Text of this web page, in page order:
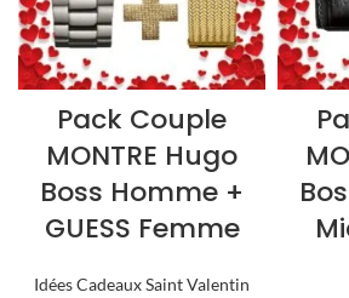
Pack Couple
MONTRE Hugo
Boss Homme +
GUESS Femme
Idées Cadeaux Saint Valentin